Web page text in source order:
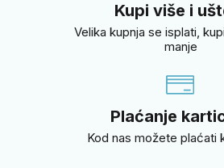
Kupi više i
Velika kupnja se isplati,
manje
Plaćanje
Kod nas možete plaćati